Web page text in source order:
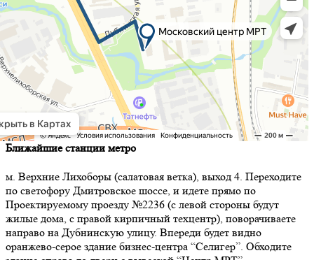
Ближайшие станции метро
м. Верхние Лихоборы (салатовая ветка), выход 4. Переходите
по светофору Дмитровское шоссе, и идете прямо по
Проектируемому проезду №2236 (с левой стороны будут
жилые дома, с правой кирпичный техцентр), поворачиваете
направо на Дубнинскую улицу. Впереди будет видно
оранжево-серое здание бизнес-центра “Селигер”. Обходите